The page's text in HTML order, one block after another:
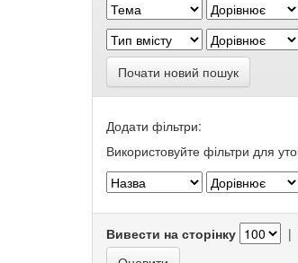
Почати новий пошук
Додати фільтри:
Використовуйте фільтри для
Вивести на сторінку |